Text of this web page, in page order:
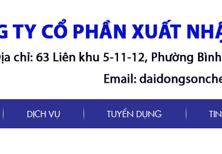
DỊCH VỤ TUYỂN DỤNG